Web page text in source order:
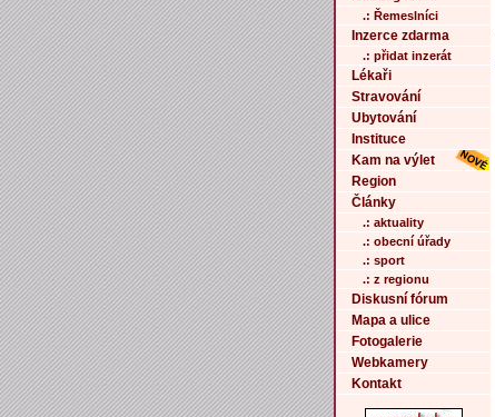
.: Řemeslníci
Inzerce zdarma
.: přidat inzerát
Lékaři
Stravování
Ubytování
Instituce
Kam na výlet
Region
Články
.: aktuality
.: obecní úřady
.: sport
.: z regionu
Diskusní fórum
Mapa a ulice
Fotogalerie
Webkamery
Kontakt